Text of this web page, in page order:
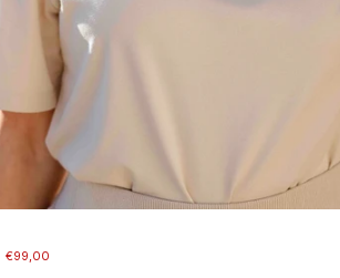
€99,00